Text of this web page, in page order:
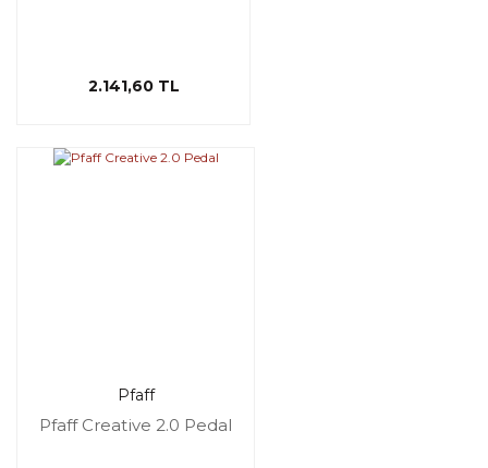
2.141,60 TL
Pfaff
Pfaff Creative 2.0 Pedal